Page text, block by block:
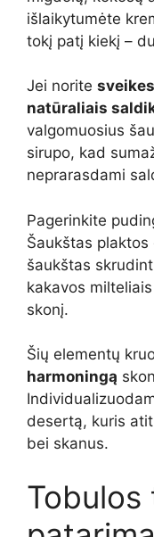
išlaikytumėte
tokį patį kiekį –
Jei norite
natūraliais
valgomuosius
sirupo, kad
neprarasdami
Pagerinkite
Šaukštas
šaukštas
kakavos
skonį.
Šių elementų
harmoningą
desertą, kuris
bei skanus.
Tobulos